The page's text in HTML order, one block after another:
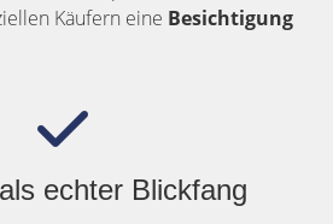
Käufern eine Besichtigung
echter Blickfang